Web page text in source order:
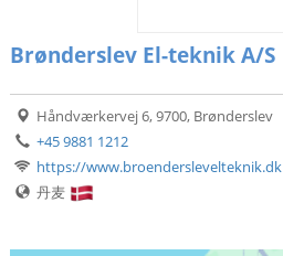
Brønderslev El-teknik A/S
Håndværkervej 6, 9700, Brønderslev
+45 9881 1212
https://www.broenderslevelteknik.dk
丹麦